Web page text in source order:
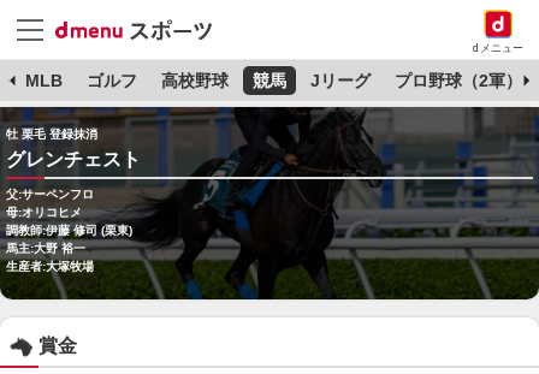
dメニュー
MLB ゴルフ 高校野球 競馬 Jリーグ プロ野球（2軍）
牡 栗毛 登録抹消
グレンチェスト
父:サーペンフロ
母:オリコヒメ
調教師:伊藤 修司 (栗東)
馬主:大野 裕一
生産者:大塚牧場
賞金